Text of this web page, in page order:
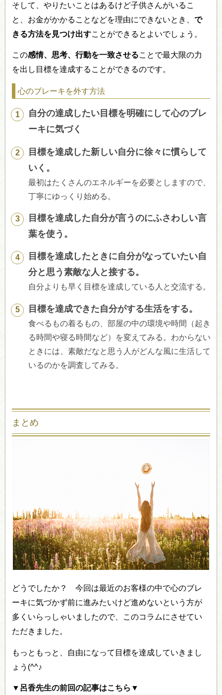
そして、やりたいことはあるけど子供さんがいるこ
と、お金がかかることなどを理由にできないとき、で
きる方法を見つけ出すことができるとよいでしょう。
この感情、思考、行動を一致させることで最大限の力
を出し目標を達成することができるのです。
心のブレーキを外す方法
自分の達成したい目標を明確にして心のブレ
ーキに気づく
目標を達成した新しい自分に徐々に慣らして
いく。
最初はたくさんのエネルギーを必要としますので、
丁寧にゆっくり始める。
目標を達成した自分が言うのにふさわしい言
葉を使う。
目標を達成したときに自分がなっていたい自
分と思う素敵な人と接する。
自分よりも早く目標を達成している人と交流する。
目標を達成できた自分がする生活をする。
食べるもの着るもの、部屋の中の環境や時間（起き
る時間や寝る時間など）を変えてみる。わからない
ときには、素敵だなと思う人がどんな風に生活して
いるのかを調査してみる。
まとめ
どうでしたか？ 今回は最近のお客様の中で心のブレ
ーキに気づかず前に進みたいけど進めないという方が
多くいらっしゃいましたので、このコラムにさせてい
ただきました。
もっともっと、自由になって目標を達成していきまし
ょう(^^♪
▼呂香先生の前回の記事はこちら▼